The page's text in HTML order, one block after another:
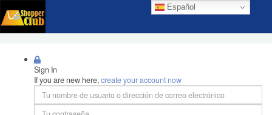
Español
Sign In
If you are new here,create your account now